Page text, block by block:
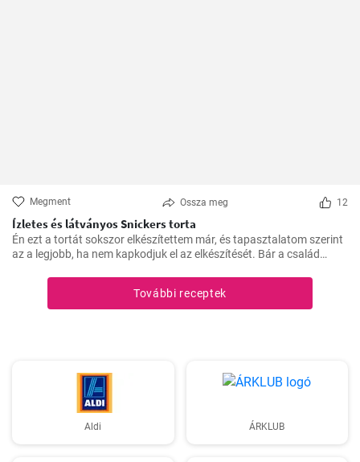
Megment Ossza meg 12
Ízletes és látványos Snickers torta
Én ezt a tortát sokszor elkészítettem már, és tapasztalatom szerint
az a legjobb, ha nem kapkodjuk el az elkészítését. Bár a család
megfelelően megszilárduljon. Így lesz igazán ízletes és látványos a
További receptek
Aldi ÁRKLUB